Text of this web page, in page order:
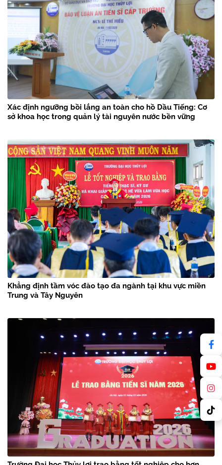
Xác định ngưỡng bồi lắng an toàn cho hồ Dầu Tiếng: Cơ
sở khoa học trong quản lý tài nguyên nước bền vững
Khẳng định tầm vóc đào tạo đa ngành tại khu vực miền
Trung và Tây Nguyên